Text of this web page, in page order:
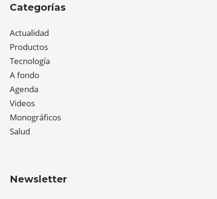
Categorías
Actualidad
Productos
Tecnología
A fondo
Agenda
Videos
Monográficos
Salud
Newsletter